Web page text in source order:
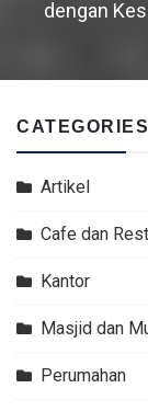
dengan
CATEGORIES
Artikel
Cafe dan
Kantor
Masjid dan
Perumahan